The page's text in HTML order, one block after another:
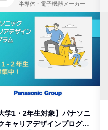
半導体・電子機器メーカー
学1・2年生対象】パナソニ
キャリアデザインプログラ